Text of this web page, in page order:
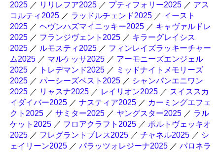
2025 ／ リリレフア2025 ／ プティフォリー2025 ／ アス
コルティ2025 ／ ラッドルチェンド2025 ／ イースト
2025 ／ ヘヴンハズマイニッキー2025 ／ キャヴァルドレ
2025 ／ フランジヴェント2025 ／ キラーグレイシス
2025 ／ ルモスティ2025 ／ フィンレイズラッキーチャー
ム2025 ／ マルケッサ2025 ／ アーモニーズエンジェル
2025 ／ トレデマンド2025 ／ ミッドナイトメモリーズ
2025 ／ パーシーズベスト2025 ／ シャンパンエニワン
2025 ／ リャスナ2025 ／ レイリオン2025 ／ スイススカ
イダイバー2025 ／ ナスティア2025 ／ カーミングエフェ
クト2025 ／ サミター2025 ／ ヤングスター2025 ／ ラル
ケット2025 ／ フロアクラフト2025 ／ ポルトヴェッキオ
2025 ／ フレグラントブレス2025 ／ チャネル2025 ／ シ
ェイリーン2025 ／ パラッツォレジーナ2025 ／ パロネラ